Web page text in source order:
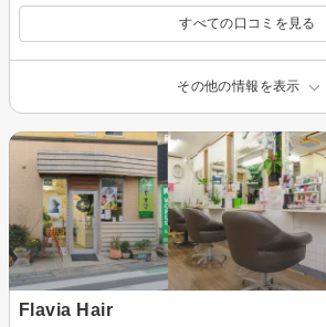
すべての口コミを見る
その他の情報を表示
Flavia Hair